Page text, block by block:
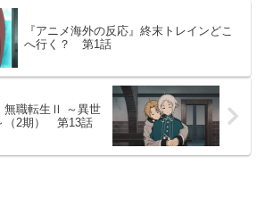
『アニメ海外の反応』終末トレインどこ
へ行く？ 第1話
無職転生Ⅱ ～異世
（2期） 第13話